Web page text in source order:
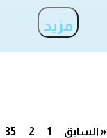
مزيد
« السابق 1
2
35